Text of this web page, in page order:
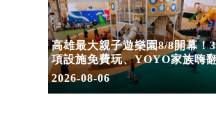
高雄最大親子遊樂園8/8開幕！
項設施免費玩、YOYO家族嗨
假
2026-08-06